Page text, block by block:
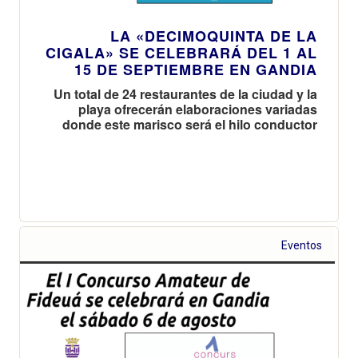
LA «DECIMOQUINTA DE LA
CIGALA» SE CELEBRARÁ DEL 1 AL
15 DE SEPTIEMBRE EN GANDIA
Un total de 24 restaurantes de la ciudad y la
playa ofrecerán elaboraciones variadas
donde este marisco será el hilo conductor
Eventos